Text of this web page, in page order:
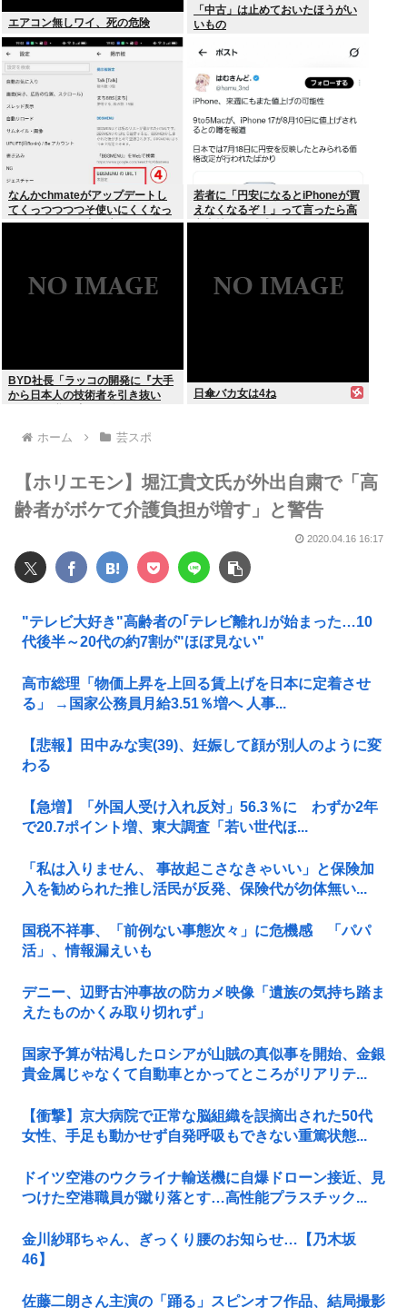
エアコン無しワイ、死の危険
「中古」は止めておいたほうがい
いもの
なんかchmateがアップデートし
てくっつつつつそ使いにくくなっ
たんだけど？作者馬鹿なの？死ぬ
若者に「円安になるとiPhoneが買
えなくなるぞ！」って言ったら高
市支持する奴減りそうだよな
BYD社長「ラッコの開発に『大手
から日本人の技術者を引き抜い
日傘バカ女は4ね
ホーム 芸スポ
【ホリエモン】堀江貴文氏が外出自粛で「高
齢者がボケて介護負担が増す」と警告
2020.04.16 16:17
"テレビ大好き"高齢者の｢テレビ離れ｣が始まった…10
代後半～20代の約7割が"ほぼ見ない"
高市総理「物価上昇を上回る賃上げを日本に定着させ
る」 →国家公務員月給3.51％増へ 人事...
【悲報】田中みな実(39)、妊娠して顔が別人のように変
わる
【急増】「外国人受け入れ反対」56.3％に わずか2年
で20.7ポイント増、東大調査「若い世代ほ...
「私は入りません、 事故起こさなきゃいい」と保険加
入を勧められた推し活民が反発、保険代が勿体無い...
国税不祥事、「前例ない事態次々」に危機感 「パパ
活」、情報漏えいも
デニー、辺野古沖事故の防カメ映像「遺族の気持ち踏ま
えたものかくみ取り切れず」
国家予算が枯渇したロシアが山賊の真似事を開始、金銀
貴金属じゃなくて自動車とかってところがリアリテ...
【衝撃】京大病院で正常な脳組織を誤摘出された50代
女性、手足も動かせず自発呼吸もできない重篤状態...
ドイツ空港のウクライナ輸送機に自爆ドローン接近、見
つけた空港職員が蹴り落とす…高性能プラスチック...
金川紗耶ちゃん、ぎっくり腰のお知らせ…【乃木坂
46】
佐藤二朗さん主演の「踊る」スピンオフ作品、結局撮影